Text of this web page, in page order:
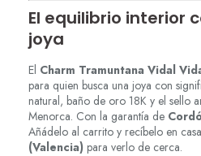
El equilibrio interior
joya
El Charm Tramuntana Vidal
para quien busca una joya con
natural, baño de oro 18K y el sello
Menorca. Con la garantía de
Añádelo al carrito y recíbelo en
(Valencia) para verlo de cerca.